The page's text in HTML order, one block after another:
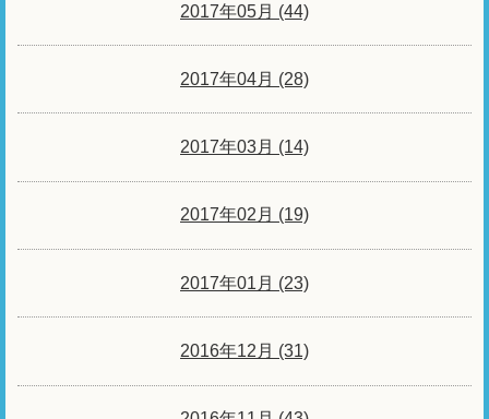
2017年05月 (44)
2017年04月 (28)
2017年03月 (14)
2017年02月 (19)
2017年01月 (23)
2016年12月 (31)